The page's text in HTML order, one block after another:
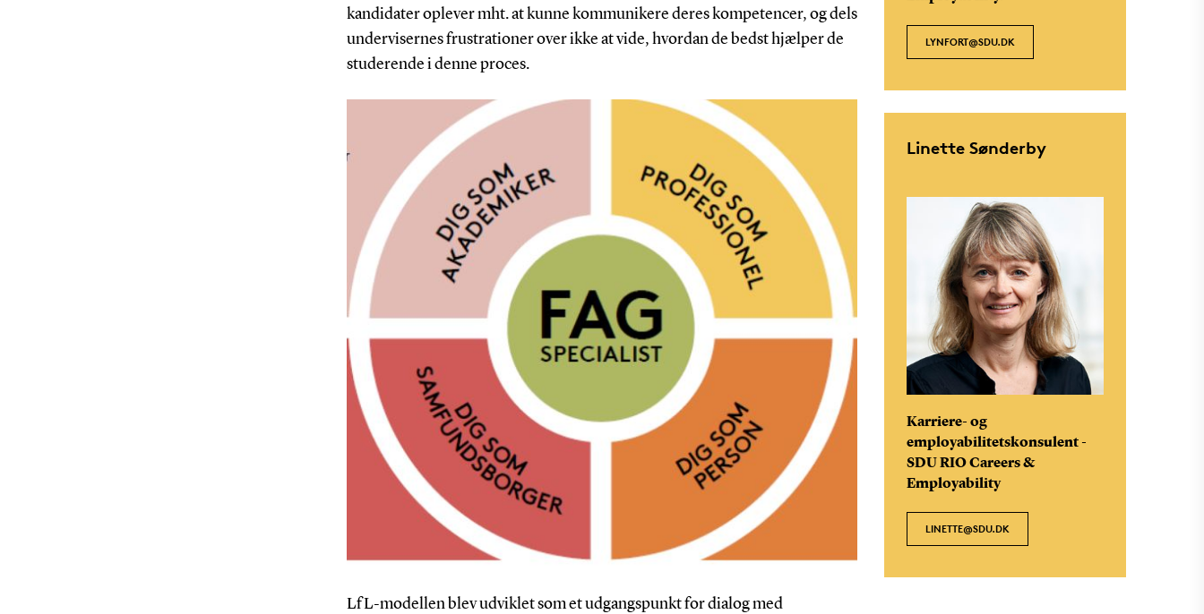
kandidater oplever mht. at kunne kommunikere deres kompetencer, og dels
undervisernes frustrationer over ikke at vide, hvordan de bedst hjælper de
studerende i denne proces.
LfL-modellen blev udviklet som et udgangspunkt for dialog med
LYNFORT@SDU.DK
Linette Sønderby
Karriere- og
employabilitetskonsulent -
SDU RIO Careers &
Employability
LINETTE@SDU.DK